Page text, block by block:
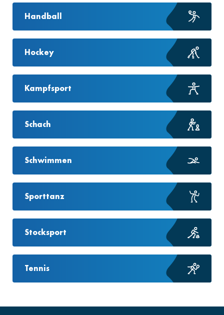
Handball
Hockey
Kampfsport
Schach
Schwimmen
Sporttanz
Stocksport
Tennis